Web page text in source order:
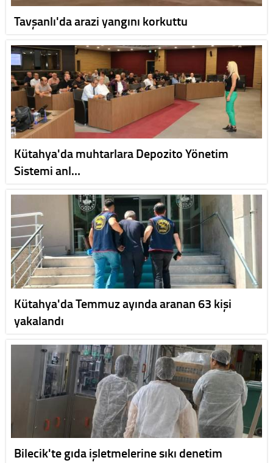
Tavşanlı'da arazi yangını korkuttu
Kütahya'da muhtarlara Depozito Yönetim
Sistemi anl…
Kütahya'da Temmuz ayında aranan 63 kişi
yakalandı
Bilecik'te gıda işletmelerine sıkı denetim